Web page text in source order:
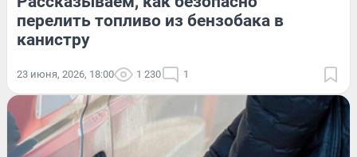
перелить топливо из бензобака в
канистру
23 июня, 2026, 18:00 1 230 1